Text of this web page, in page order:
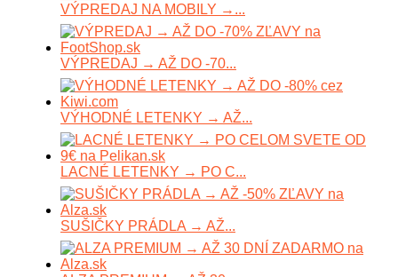
VÝPREDAJ NA MOBILY →...
VÝPREDAJ → AŽ DO -70...
VÝHODNÉ LETENKY → AŽ...
LACNÉ LETENKY → PO C...
SUŠIČKY PRÁDLA → AŽ...